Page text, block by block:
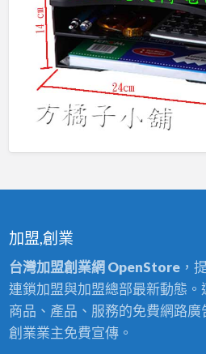
加盟,創業
台灣加盟創業網 OpenStore，
連鎖加盟與加盟總部最新動態
商品、產品、服務的免費網路
創業業主免費宣傳。